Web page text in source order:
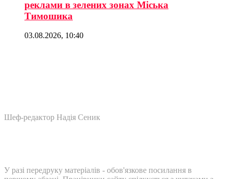
реклами в зелених зонах Міська
Тимошика
03.08.2026, 10:40
Шеф-редактор Надія Сеник
У разі передруку матеріалів - обов'язкове посилання в